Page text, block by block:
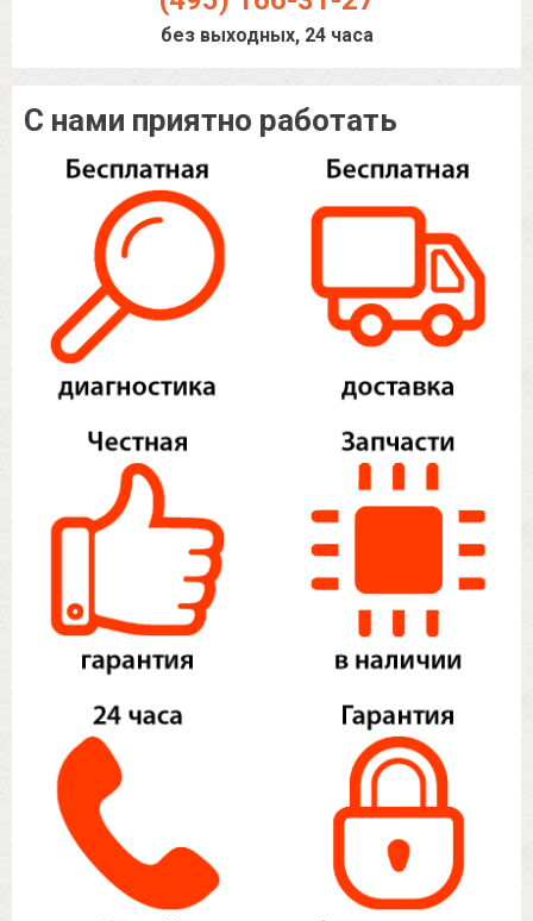
без выходных, 24 часа
С нами приятно работать